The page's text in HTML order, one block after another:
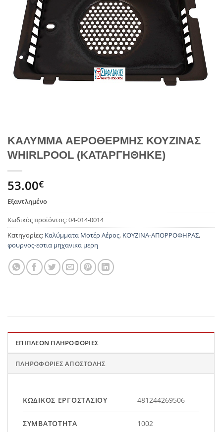
ΚΑΛΥΜΜΑ ΑΕΡΟΘΕΡΜΗΣ ΚΟΥΖΙΝΑΣ
WHIRLPOOL (ΚΑΤΑΡΓΗΘΗΚΕ)
53.00€
Εξαντλημένο
Κωδικός προϊόντος:04-014-0014
Κατηγορίες: Καλύμματα Μοτέρ Αέρος, ΚΟΥΖΙΝΑ-ΑΠΟΡΡΟΦΗΡΑΣ,
φουρνος-εστια μηχανικα μερη
ΕΠΙΠΛΈΟΝ ΠΛΗΡΟΦΟΡΊΕΣ
ΠΛΗΡΟΦΟΡΊΕΣ ΑΠΟΣΤΟΛΉΣ
ΚΩΔΙΚΌΣ ΕΡΓΟΣΤΑΣΊΟΥ 481244269506
ΣΥΜΒΑΤΌΤΗΤΑ 1002